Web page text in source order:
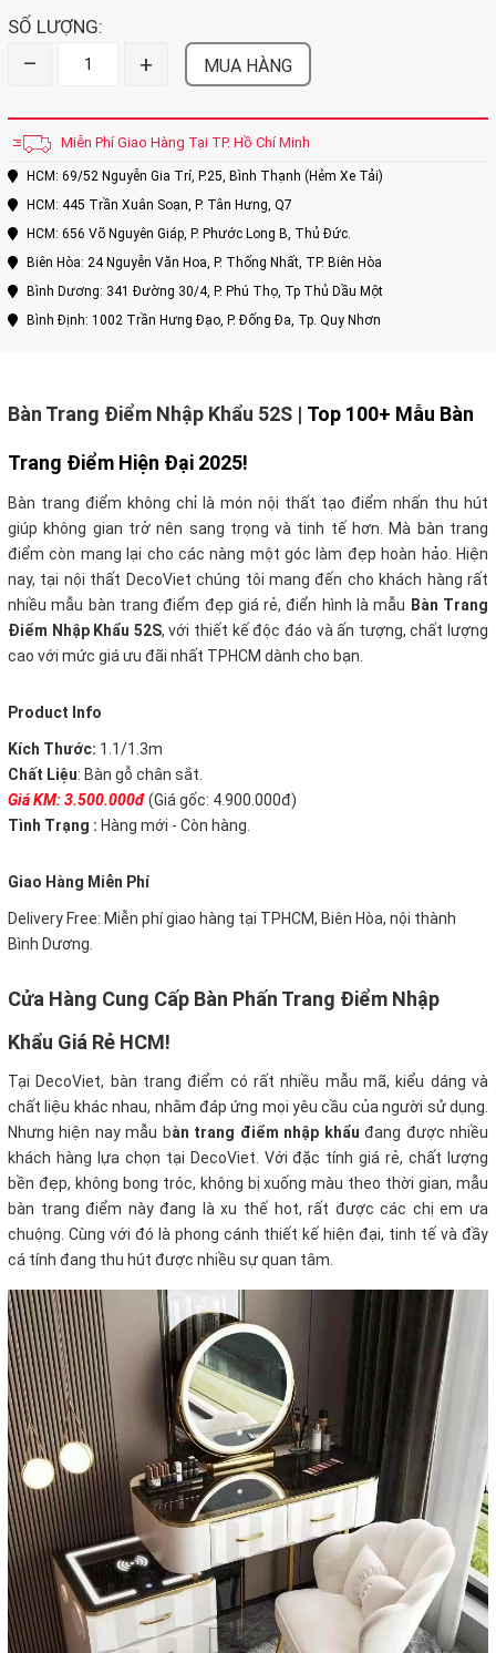
SỐ LƯỢNG:
– + MUA HÀNG
Miễn Phí Giao Hàng Tại TP. Hồ Chí Minh
HCM: 69/52 Nguyễn Gia Trí, P.25, Bình Thạnh (Hẻm Xe Tải)
HCM: 445 Trần Xuân Soạn, P. Tân Hưng, Q7
HCM: 656 Võ Nguyên Giáp, P. Phước Long B, Thủ Đức.
Biên Hòa: 24 Nguyễn Văn Hoa, P. Thống Nhất, TP. Biên Hòa
Bình Dương: 341 Đường 30/4, P. Phú Thọ, Tp Thủ Dầu Một
Bình Định: 1002 Trần Hưng Đạo, P. Đống Đa, Tp. Quy Nhơn
Bàn Trang Điểm Nhập Khẩu 52S | Top 100+ Mẫu Bàn
Trang Điểm Hiện Đại 2025!
Bàn trang điểm không chỉ là món nội thất tạo điểm nhấn thu hút
giúp không gian trở nên sang trọng và tinh tế hơn. Mà bàn trang
điểm còn mang lại cho các nàng một góc làm đẹp hoàn hảo. Hiện
nay, tại nội thất DecoViet chúng tôi mang đến cho khách hàng rất
nhiều mẫu bàn trang điểm đẹp giá rẻ, điển hình là mẫu Bàn Trang
Điểm Nhập Khẩu 52S, với thiết kế độc đáo và ấn tượng, chất lượng
cao với mức giá ưu đãi nhất TPHCM dành cho bạn.
Product Info
Kích Thước: 1.1/1.3m
Chất Liệu: Bàn gỗ chân sắt.
Giá KM: 3.500.000đ(Giá gốc: 4.900.000đ)
Tình Trạng : Hàng mới - Còn hàng.
Giao Hàng Miễn Phí
Delivery Free: Miễn phí giao hàng tại TPHCM, Biên Hòa, nội thành
Bình Dương.
Cửa Hàng Cung Cấp Bàn Phấn Trang Điểm Nhập
Khẩu Giá Rẻ HCM!
Tại DecoViet, bàn trang điểm có rất nhiều mẫu mã, kiểu dáng và
chất liệu khác nhau, nhằm đáp ứng mọi yêu cầu của người sử dụng.
Nhưng hiện nay mẫu bàn trang điểm nhập khẩu đang được nhiều
khách hàng lựa chọn tại DecoViet. Với đặc tính giá rẻ, chất lượng
bền đẹp, không bong tróc, không bị xuống màu theo thời gian, mẫu
bàn trang điểm này đang là xu thế hot, rất được các chị em ưa
chuộng. Cùng với đó là phong cánh thiết kế hiện đại, tinh tế và đầy
cá tính đang thu hút được nhiều sự quan tâm.